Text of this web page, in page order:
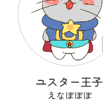
ユスター王子
えなぼぼぼ